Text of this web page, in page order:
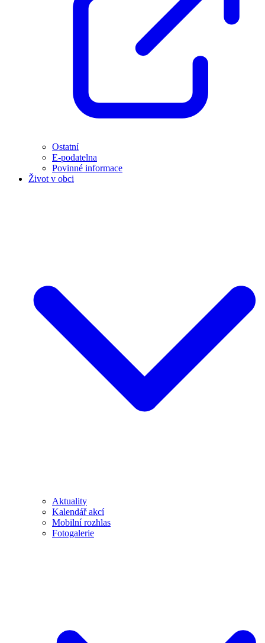
Ostatní
E-podatelna
Povinné informace
Život v obci
Aktuality
Kalendář akcí
Mobilní rozhlas
Fotogalerie